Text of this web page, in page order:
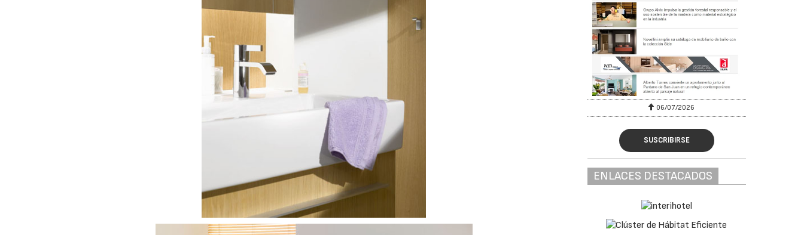
06/07/2026 06/07/2026
SUSCRIBIRSE
ENLACES DESTACADOS